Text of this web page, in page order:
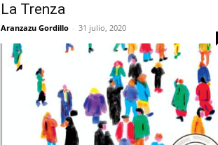
La Trenza
Aranzazu Gordillo - 31 julio, 2020